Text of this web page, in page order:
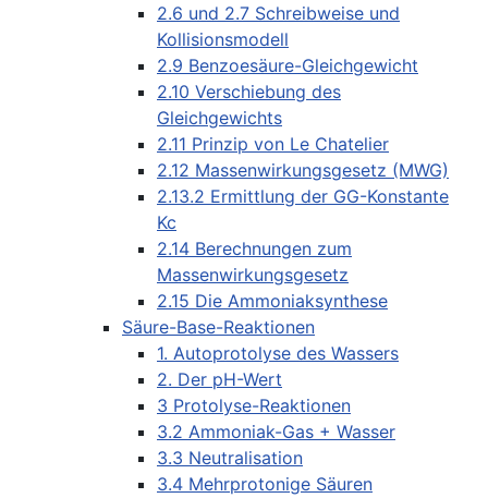
2.6 und 2.7 Schreibweise und
Kollisionsmodell
2.9 Benzoesäure-Gleichgewicht
2.10 Verschiebung des
Gleichgewichts
2.11 Prinzip von Le Chatelier
2.12 Massenwirkungsgesetz (MWG)
2.13.2 Ermittlung der GG-Konstante
Kc
2.14 Berechnungen zum
Massenwirkungsgesetz
2.15 Die Ammoniaksynthese
Säure-Base-Reaktionen
1. Autoprotolyse des Wassers
2. Der pH-Wert
3 Protolyse-Reaktionen
3.2 Ammoniak-Gas + Wasser
3.3 Neutralisation
3.4 Mehrprotonige Säuren